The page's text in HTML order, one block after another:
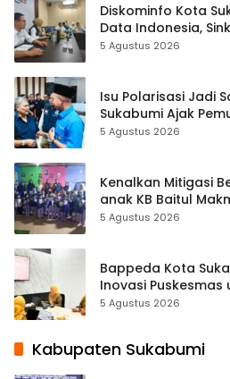
Diskominfo Kota
Data Indonesia,
Kewilayahan Dikebut
5 Agustus 2026
Isu Polarisasi Jadi
Sukabumi Ajak
Kebangsaan
5 Agustus 2026
Kenalkan Mitigasi
anak KB Baitul
Lewat Boneka
5 Agustus 2026
Bappeda Kota
Inovasi Puskesmas
5 Agustus 2026
Kabupaten Sukabumi